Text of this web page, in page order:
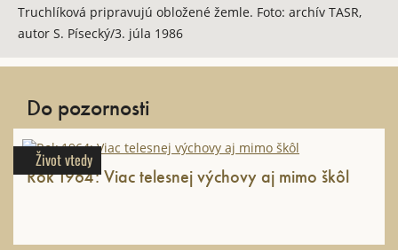
Truchlíková pripravujú obložené žemle. Foto: archív TASR,
autor S. Písecký/3. júla 1986
Do pozornosti
Život vtedy
Rok 1964: Viac telesnej výchovy aj mimo škôl